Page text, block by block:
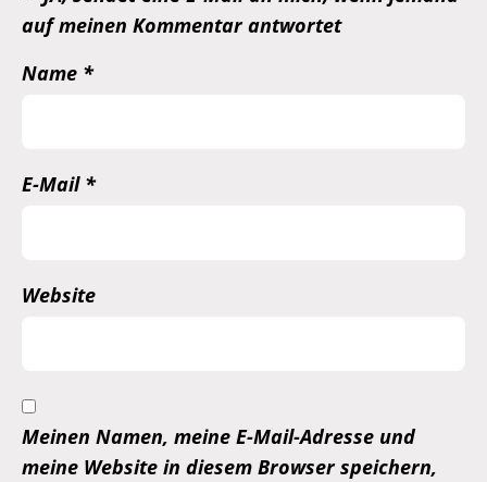
auf meinen Kommentar antwortet
Name *
E-Mail *
Website
Meinen Namen, meine E-Mail-Adresse und
meine Website in diesem Browser speichern,